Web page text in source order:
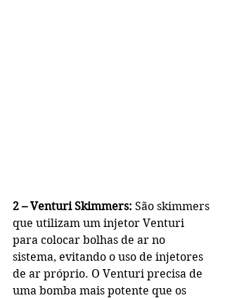
2 – Venturi Skimmers: São skimmers
que utilizam um injetor Venturi
para colocar bolhas de ar no
sistema, evitando o uso de injetores
de ar próprio. O Venturi precisa de
uma bomba mais potente que os